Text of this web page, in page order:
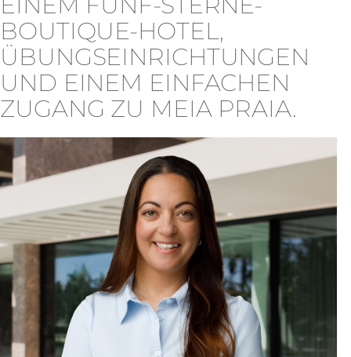
BOUTIQUE-HOTEL,
ÜBUNGSEINRICHTUNGEN
UND EINEM EINFACHEN
ZUGANG ZU MEIA PRAIA.